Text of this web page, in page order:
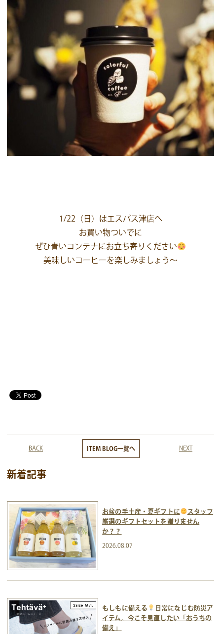
1/22（日）はエスパス津店へ
お買い物ついでに
ぜひ青いコンテナにお立ち寄りください
美味しいコーヒーを楽しみましょう～
BACK ITEM BLOG一覧へ NEXT
新着記事
お盆の手土産・夏ギフトに
スタッフ
厳選のギフトセットを贈りません
か？？
2026.08.07
もしもに備える
日常になじむ防災ア
イテム。今こそ見直したい「おうちの
備え」